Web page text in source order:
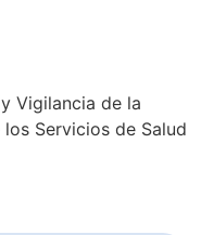
Vigilancia de la
Servicios de Salud